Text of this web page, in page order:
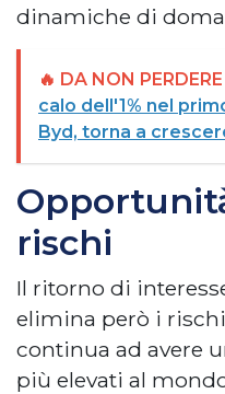
dinamiche di
🔥 DA NON
calo dell'1% nel
Byd, torna a
rischi
Il ritorno di
elimina però i rischi
continua ad avere
più elevati al